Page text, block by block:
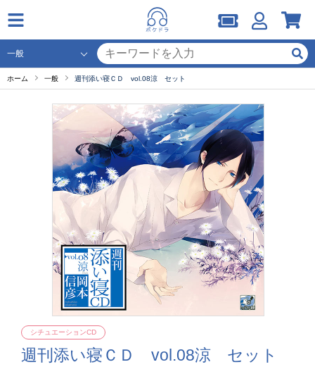
ホーム 一般 週刊添い寝ＣＤ vol.08涼 セット
週刊添い寝ＣＤ vol.08涼 セット
シチュエーションCD